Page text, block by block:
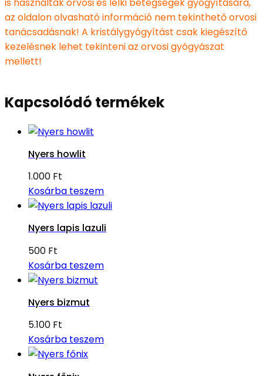
az oldalon olvasható információ nem tekinthető orvosi
tanácsadásnak! A kristálygyógyítást csak kiegészítő
kezelésnek lehet tekinteni az orvosi gyógyászat
mellett!
Kapcsolódó termékek
Nyers howlit
1.000 Ft
Kosárba teszem
Nyers lapis lazuli
500 Ft
Kosárba teszem
Nyers bizmut
5.100 Ft
Kosárba teszem